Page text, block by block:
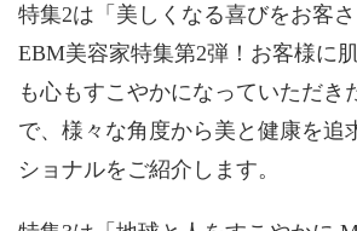
特集2は「美しくなる喜びをお客さ
EBM美容家特集第2弾！お客様に
も心もすこやかになっていただき
で、様々な角度から美と健康を追
ショナルをご紹介します。